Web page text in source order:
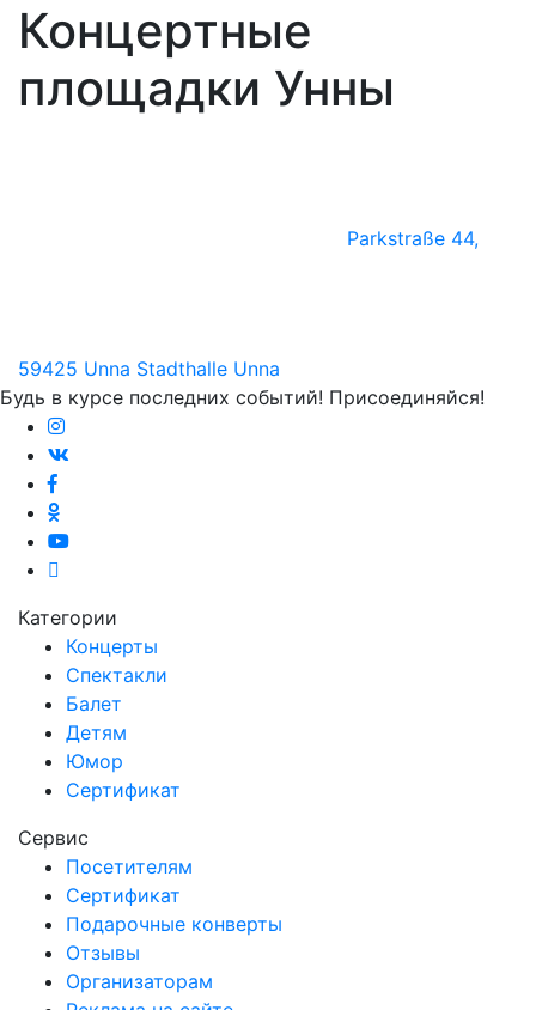
Концертные
площадки Унны
Parkstraße 44,
59425 Unna Stadthalle Unna
Будь в курсе последних событий! Присоединяйся!
Категории
Концерты
Спектакли
Балет
Детям
Юмор
Сертификат
Сервис
Посетителям
Сертификат
Подарочные конверты
Отзывы
Организаторам